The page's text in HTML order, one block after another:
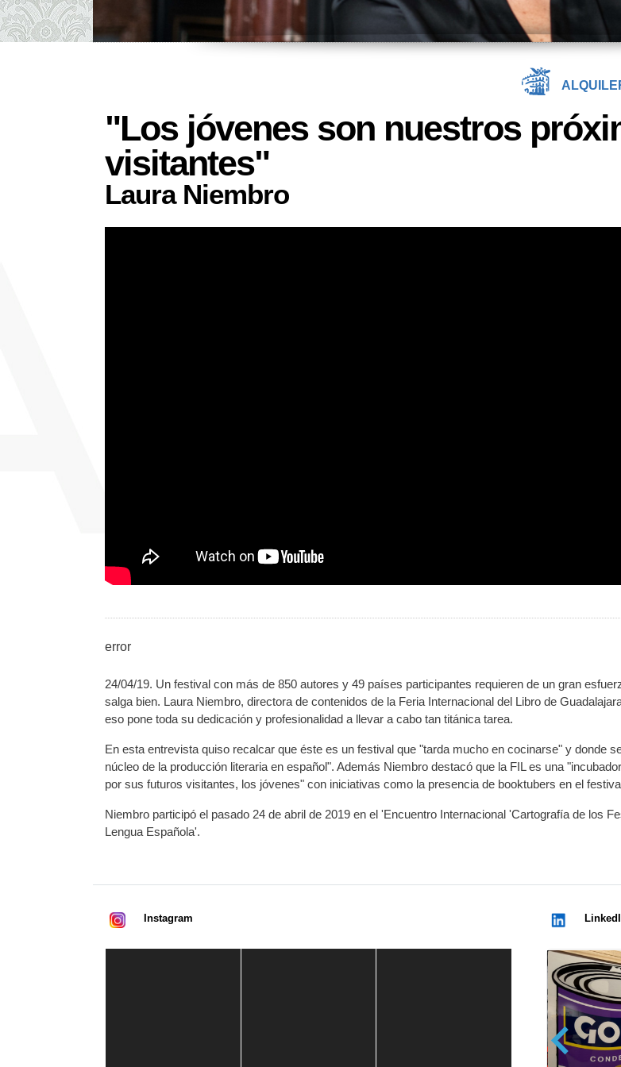
"Los jóvenes son nuestros
visitantes"
Laura Niembro
error
24/04/19. Un festival con más de 850 autores y 49 países participantes requieren de un gran
salga bien. Laura Niembro, directora de contenidos de la Feria Internacional del Libro de
eso pone toda su dedicación y profesionalidad a llevar a cabo tan titánica tarea.
En esta entrevista quiso recalcar que éste es un festival que "tarda mucho en cocinarse" y donde
núcleo de la producción literaria en español". Además Niembro destacó que la FIL es una
por sus futuros visitantes, los jóvenes" con iniciativas como la presencia de booktubers en el
Niembro participó el pasado 24 de abril de 2019 en el 'Encuentro Internacional 'Cartografía de los
Lengua Española'.
Instagram